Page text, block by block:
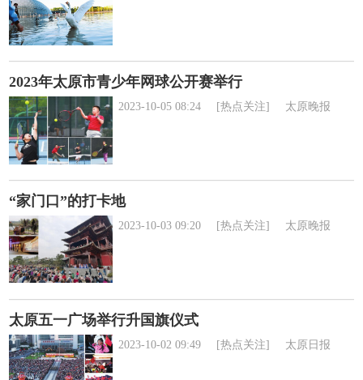
2023年太原市青少年网球公开赛举行
2023-10-05 08:24 [热点关注] 太原晚报
“家门口”的打卡地
2023-10-03 09:20 [热点关注] 太原晚报
太原五一广场举行升国旗仪式
2023-10-02 09:49 [热点关注] 太原日报